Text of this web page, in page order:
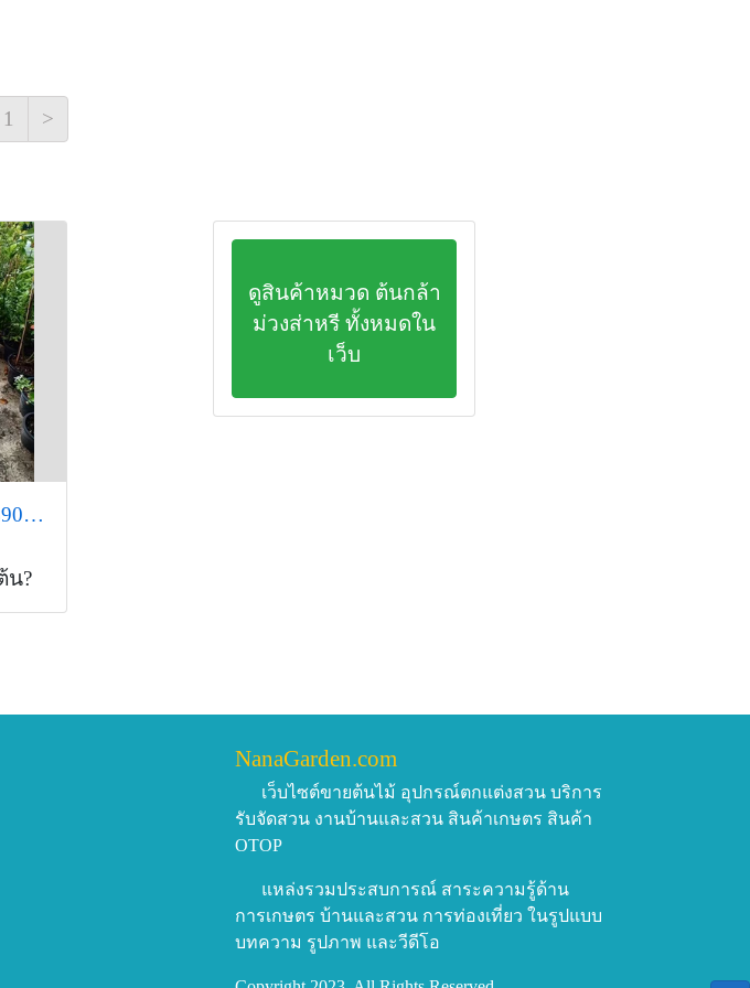
1 >
ต้นม่วงสาหรี่ต้นละ390บาท
น?
ดูสินค้าหมวด ต้นกล้า
ม่วงส่าหรี ทั้งหมดใน
เว็บ
NanaGarden.com
เว็บไซต์ขายต้นไม้ อุปกรณ์ตกแต่งสวน บริการ
รับจัดสวน งานบ้านและสวน สินค้าเกษตร สินค้า
OTOP
แหล่งรวมประสบการณ์ สาระความรู้ด้าน
การเกษตร บ้านและสวน การท่องเที่ยว ในรูปแบบ
บทความ รูปภาพ และวีดีโอ